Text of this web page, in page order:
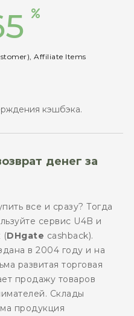
Affiliate Items
кэшбэка.
денег за
все и сразу? Тогда
сервис U4B и
(DHgate cashback).
в 2004 году и на
развитая торговая
продажу товаров
Склады
продукция